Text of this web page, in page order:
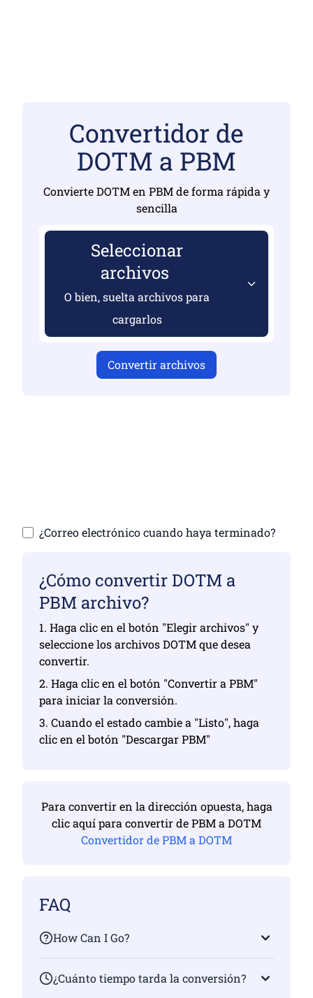
Convertidor de
DOTM a PBM
Convierte DOTM en PBM de forma rápida y
sencilla
Seleccionar
archivos
O bien, suelta archivos para
cargarlos
Convertir archivos
¿Correo electrónico cuando haya terminado?
¿Cómo convertir DOTM a
PBM archivo?
1. Haga clic en el botón "Elegir archivos" y
seleccione los archivos DOTM que desea
convertir.
2. Haga clic en el botón "Convertir a PBM"
para iniciar la conversión.
3. Cuando el estado cambie a "Listo", haga
clic en el botón "Descargar PBM"
Para convertir en la dirección opuesta, haga
clic aquí para convertir de PBM a DOTM
Convertidor de PBM a DOTM
FAQ
How Can I Go?
¿Cuánto tiempo tarda la conversión?